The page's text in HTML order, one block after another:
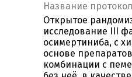
Название
Открытое
исследование III
осимертиниба, с
основе
комбинации с